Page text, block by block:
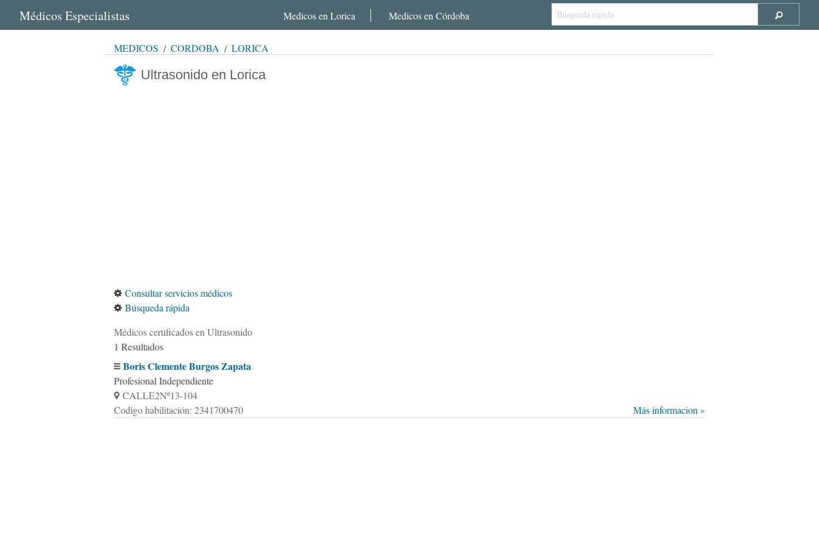
Médicos Especialistas Medicos en Lorica Medicos en Córdoba
MÉDICOS CÓRDOBA LORICA
Ultrasonido en Lorica
Consultar servicios médicos
Búsqueda rápida
Médicos certificados en Ultrasonido
1 Resultados
Boris Clemente Burgos Zapata
Profesional Independiente
CALLE2Nº13-104
Codigo habilitación: 2341700470
Más informacion »